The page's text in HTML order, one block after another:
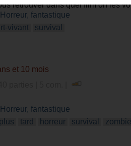
retrouver dans quel film on les
Horreur, fantastique
vivant survival
et 10 mois
Horreur, fantastique
plus tard horreur survival zombie